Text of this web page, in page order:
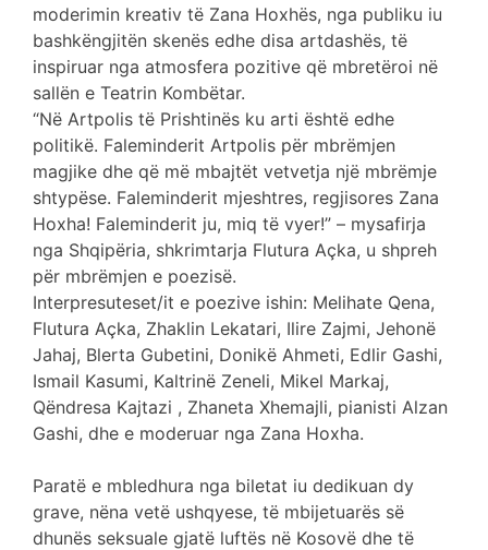
moderimin kreativ të Zana Hoxhës, nga publiku iu
bashkëngjitën skenës edhe disa artdashës, të
inspiruar nga atmosfera pozitive që mbretëroi në
sallën e Teatrin Kombëtar.
“Në Artpolis të Prishtinës ku arti është edhe
politikë. Faleminderit Artpolis për mbrëmjen
magjike dhe që më mbajtët vetvetja një mbrëmje
shtypëse. Faleminderit mjeshtres, regjisores Zana
Hoxha! Faleminderit ju, miq të vyer!” – mysafirja
nga Shqipëria, shkrimtarja Flutura Açka, u shpreh
për mbrëmjen e poezisë.
Interpresuteset/it e poezive ishin: Melihate Qena,
Flutura Açka, Zhaklin Lekatari, Ilire Zajmi, Jehonë
Jahaj, Blerta Gubetini, Donikë Ahmeti, Edlir Gashi,
Ismail Kasumi, Kaltrinë Zeneli, Mikel Markaj,
Qëndresa Kajtazi , Zhaneta Xhemajli, pianisti Alzan
Gashi, dhe e moderuar nga Zana Hoxha.
Paratë e mbledhura nga biletat iu dedikuan dy
grave, nëna vetë ushqyese, të mbijetuarës së
dhunës seksuale gjatë luftës në Kosovë dhe të